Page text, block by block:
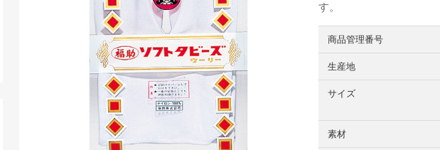
す。
商品管理番号
生産地
サイズ
素材